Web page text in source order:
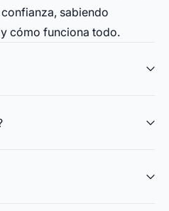
sabiendo
cómo funciona todo.